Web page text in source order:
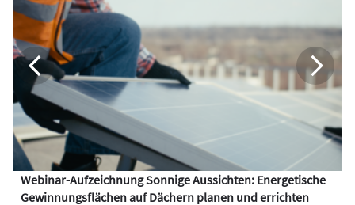
Webinar-Aufzeichnung Sonnige Aussichten: Energetische
Gewinnungsflächen auf Dächern planen und errichten